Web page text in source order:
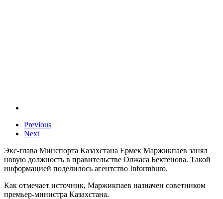
Previous
Next
Экс-глава Минспорта Казахстана Ермек Маржикпаев занял
новую должность в правительстве Олжаса Бектенова. Такой
информацией поделилось агентство Informburo.
Как отмечает источник, Маржикпаев назначен советником
премьер-министра Казахстана.